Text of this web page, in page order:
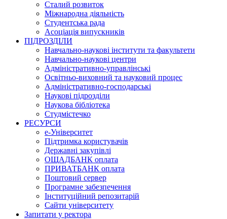
Сталий розвиток
Міжнародна діяльність
Студентська рада
Асоціація випускників
ПІДРОЗДІЛИ
Навчально-наукові інститути та факультети
Навчально-наукові центри
Адміністративно-управлінські
Освітньо-виховний та науковий процес
Адміністративно-господарські
Наукові підрозділи
Наукова бібліотека
Студмістечко
РЕСУРСИ
е-Університет
Підтримка користувачів
Державні закупівлі
ОЩАДБАНК оплата
ПРИВАТБАНК оплата
Поштовий сервер
Програмне забезпечення
Інституційний репозитарій
Сайти університету
Запитати у ректора